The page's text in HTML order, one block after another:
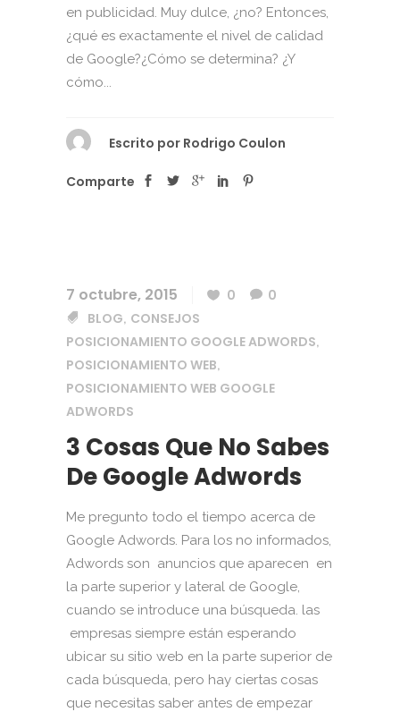
en publicidad. Muy dulce, ¿no? Entonces,
¿qué es exactamente el nivel de calidad
de Google?¿Cómo se determina? ¿Y
cómo...
Escrito por Rodrigo Coulon
Comparte
7 octubre, 2015 0
0
BLOG, CONSEJOS
POSICIONAMIENTO GOOGLE ADWORDS,
POSICIONAMIENTO WEB,
POSICIONAMIENTO WEB GOOGLE
ADWORDS
3 Cosas Que No Sabes
De Google Adwords
Me pregunto todo el tiempo acerca de
Google Adwords. Para los no informados,
Adwords son anuncios que aparecen en
la parte superior y lateral de Google,
cuando se introduce una búsqueda. las
empresas siempre están esperando
ubicar su sitio web en la parte superior de
cada búsqueda, pero hay ciertas cosas
que necesitas saber antes de empezar